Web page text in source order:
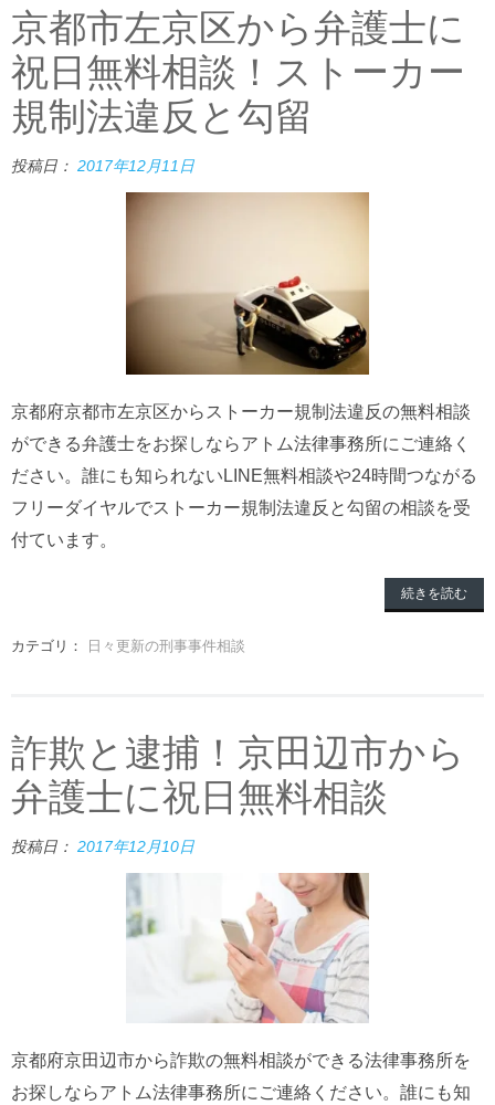
京都市左京区から弁護士に
祝日無料相談！ストーカー
規制法違反と勾留
投稿日： 2017年12月11日
京都府京都市左京区からストーカー規制法違反の無料相談
ができる弁護士をお探しならアトム法律事務所にご連絡く
ださい。誰にも知られないLINE無料相談や24時間つながる
フリーダイヤルでストーカー規制法違反と勾留の相談を受
付ています。
続きを読む
カテゴリ： 日々更新の刑事事件相談
詐欺と逮捕！京田辺市から
弁護士に祝日無料相談
投稿日： 2017年12月10日
京都府京田辺市から詐欺の無料相談ができる法律事務所を
お探しならアトム法律事務所にご連絡ください。誰にも知